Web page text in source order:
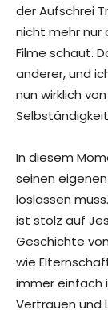
der Aufschrei
nicht mehr nur
Filme schaut.
anderer, und
nun wirklich
Selbständigkeit
In diesem
seinen
loslassen
ist stolz auf
Geschichte
wie
immer einfach
Vertrauen und